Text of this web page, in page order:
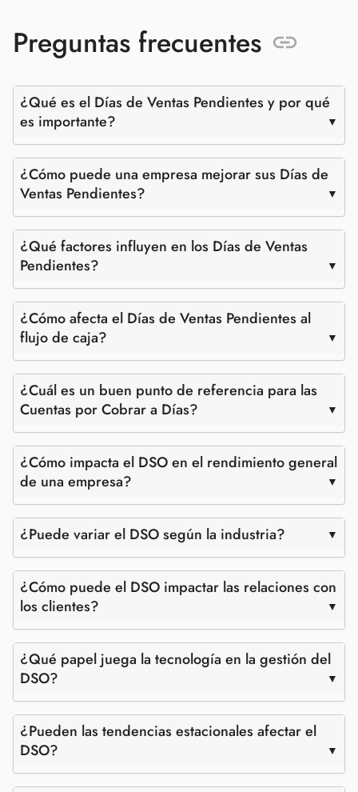
Preguntas frecuentes
¿Qué es el Días de Ventas Pendientes y por qué
es importante?
¿Cómo puede una empresa mejorar sus Días de
Ventas Pendientes?
¿Qué factores influyen en los Días de Ventas
Pendientes?
¿Cómo afecta el Días de Ventas Pendientes al
flujo de caja?
¿Cuál es un buen punto de referencia para las
Cuentas por Cobrar a Días?
¿Cómo impacta el DSO en el rendimiento general
de una empresa?
¿Puede variar el DSO según la industria?
¿Cómo puede el DSO impactar las relaciones con
los clientes?
¿Qué papel juega la tecnología en la gestión del
DSO?
¿Pueden las tendencias estacionales afectar el
DSO?